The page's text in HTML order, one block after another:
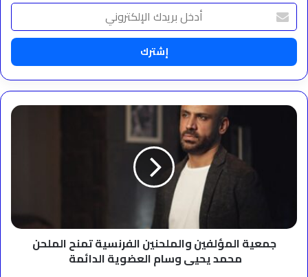
أدخل
بريدك
الإلكتروني
جمعية
وسام
العضويةجمعية المؤلفين والملحنين الفرنسية تمنح الملحن
محمد يحيى وسام العضوية الدائمة